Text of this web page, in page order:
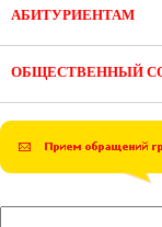
АБИТУРИЕНТАМ
ОБЩЕСТВЕННЫЙ